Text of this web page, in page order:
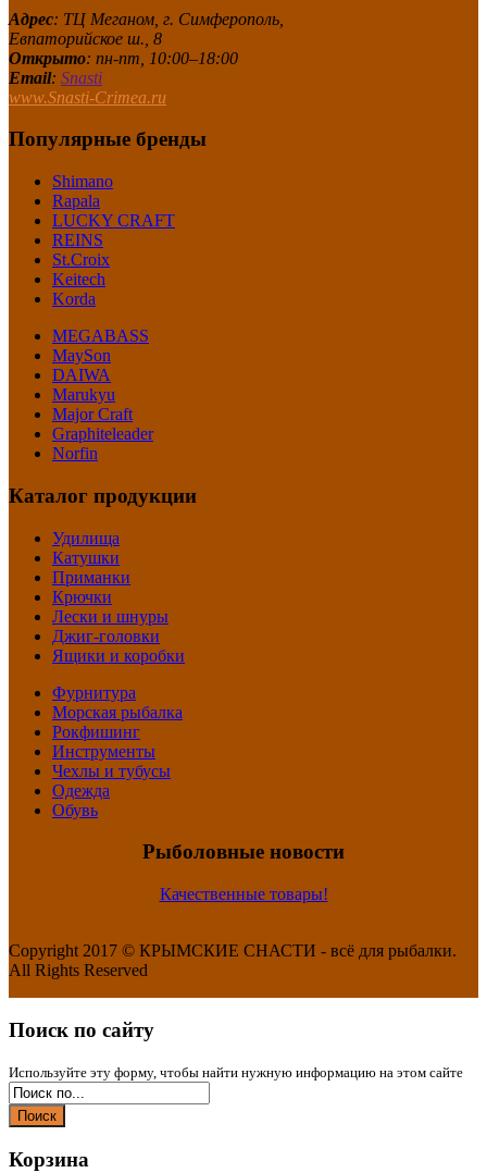
Адрес: ТЦ Меганом, г. Симферополь,
Евпаторийское ш., 8
Открыто: пн-пт, 10:00–18:00
Email: Snasti
www.Snasti-Crimea.ru
Популярные бренды
Shimano
Rapala
LUCKY CRAFT
REINS
St.Croix
Keitech
Korda
MEGABASS
MaySon
DAIWA
Marukyu
Major Craft
Graphiteleader
Norfin
Каталог продукции
Удилища
Катушки
Приманки
Крючки
Лески и шнуры
Джиг-головки
Ящики и коробки
Фурнитура
Морская рыбалка
Рокфишинг
Инструменты
Чехлы и тубусы
Одежда
Обувь
Рыболовные новости
Качественные товары!
Copyright 2017 © КРЫМСКИЕ СНАСТИ - всё для рыбалки.
All Rights Reserved
Поиск по сайту
Используйте эту форму, чтобы найти нужную информацию на этом сайте
Поиск
Корзина